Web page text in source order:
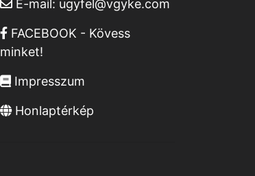
E-mail: ugyfel@vgyke.com
FACEBOOK - Kövess
minket!
Impresszum
Honlaptérkép